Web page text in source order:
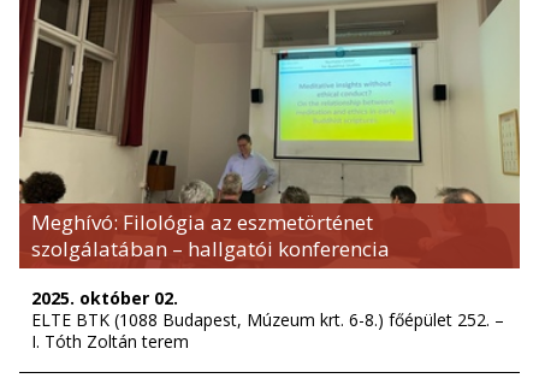
Meghívó: Filológia az eszmetörténet
szolgálatában – hallgatói konferencia
2025. október 02.
ELTE BTK (1088 Budapest, Múzeum krt. 6-8.) főépület 252. –
I. Tóth Zoltán terem